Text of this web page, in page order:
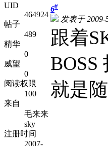
UID
464924
帖子
489
精华
0
威望
0
阅读权限
100
来自
毛来来
sky
注册时间
2007-
6#
发表于 2009-
跟着
BOSS
就是